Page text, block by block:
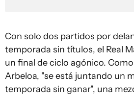
Con solo dos partidos por
temporada sin títulos, el Real
un final de ciclo agónico.
Arbeloa, "se está juntando un
temporada sin ganar", una